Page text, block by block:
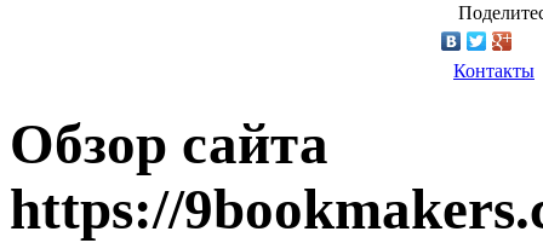
Контакты
Обзор сайта
https://